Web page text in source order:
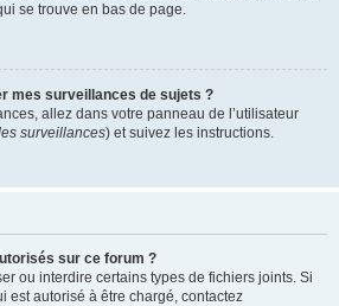
se trouve en bas de page.
mes surveillances de sujets ?
allez dans votre panneau de l’utilisateur
surveillances) et suivez les instructions.
sur ce forum ?
ou interdire certains types de fichiers joints. Si
est autorisé à être chargé, contactez